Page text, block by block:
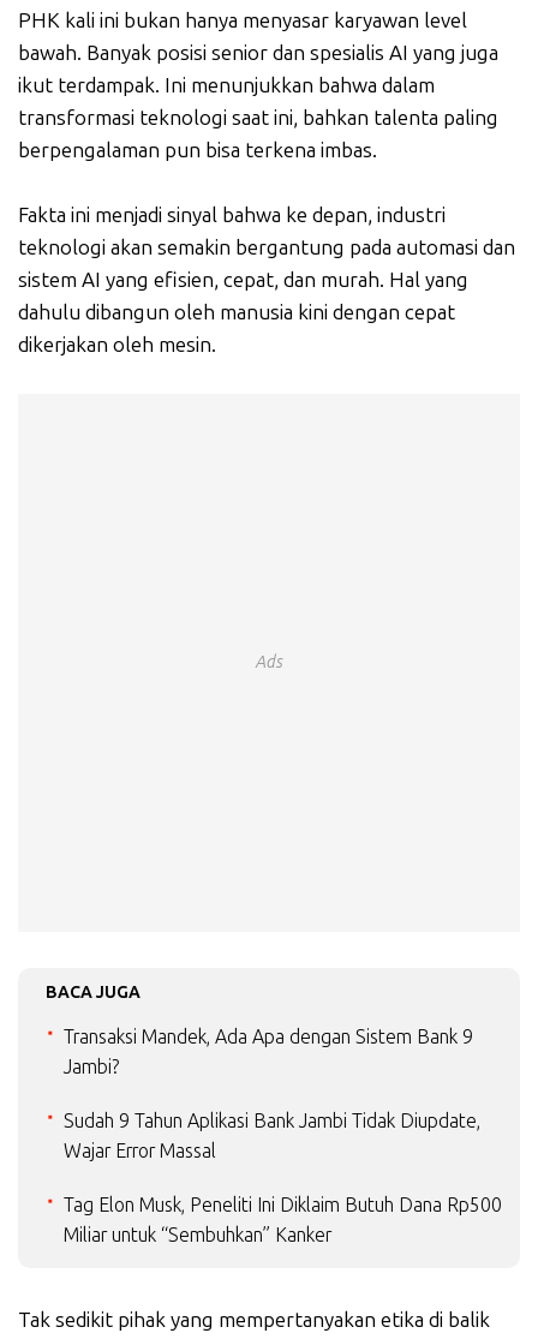
PHK kali ini bukan hanya menyasar karyawan level
bawah. Banyak posisi senior dan spesialis AI yang juga
ikut terdampak. Ini menunjukkan bahwa dalam
transformasi teknologi saat ini, bahkan talenta paling
berpengalaman pun bisa terkena imbas.
Fakta ini menjadi sinyal bahwa ke depan, industri
teknologi akan semakin bergantung pada automasi dan
sistem AI yang efisien, cepat, dan murah. Hal yang
dahulu dibangun oleh manusia kini dengan cepat
dikerjakan oleh mesin.
Ads
BACA JUGA
Transaksi Mandek, Ada Apa dengan Sistem Bank 9
Jambi?
Sudah 9 Tahun Aplikasi Bank Jambi Tidak Diupdate,
Wajar Error Massal
Tag Elon Musk, Peneliti Ini Diklaim Butuh Dana Rp500
Miliar untuk “Sembuhkan” Kanker
Tak sedikit pihak yang mempertanyakan etika di balik